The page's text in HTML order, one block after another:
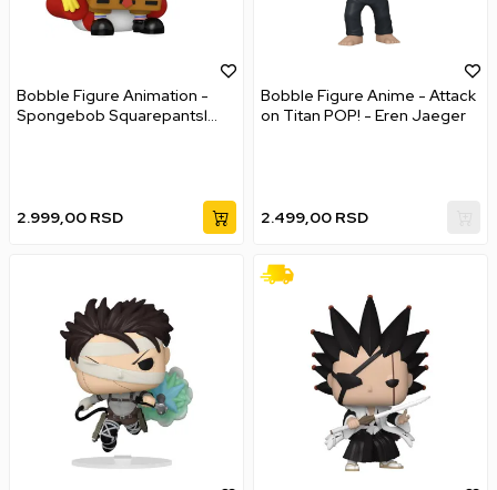
Bobble Figure Animation -
Spongebob Squarepantsl
2.999,00 RSD
Bobble Figure Anime - Attack
on Titan POP! - Eren Jaeger
2.499,00 RSD